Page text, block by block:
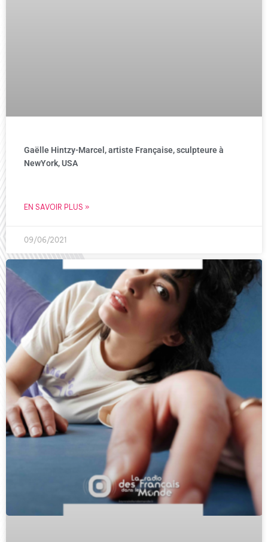
Gaëlle Hintzy-Marcel, artiste Française, sculpteure à
NewYork, USA
EN SAVOIR PLUS »
09/06/2021